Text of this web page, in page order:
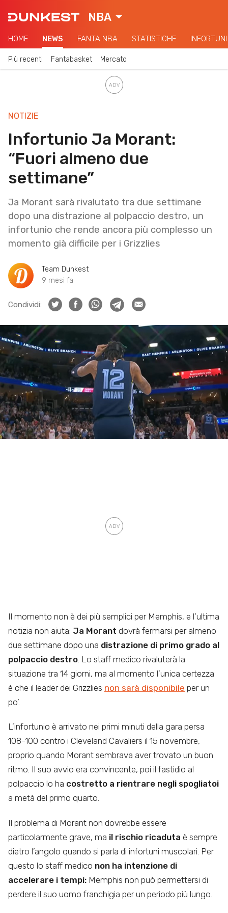
NBA
HOME NEWS FANTA NBA STATISTICHE INFORTUNI
Più recenti Fantabasket Mercato
NOTIZIE
Infortunio Ja Morant:
“Fuori almeno due
settimane”
Ja Morant sarà rivalutato tra due settimane
dopo una distrazione al polpaccio destro, un
infortunio che rende ancora più complesso un
momento già difficile per i Grizzlies
Team Dunkest
9 mesi fa
Condividi:
Il momento non è dei più semplici per Memphis, e l’ultima
notizia non aiuta: Ja Morant dovrà fermarsi per almeno
due settimane dopo una distrazione di primo grado al
polpaccio destro . Lo staff medico rivaluterà la
situazione tra 14 giorni, ma al momento l’unica certezza
è che il leader dei Grizzlies non sarà disponibile per un
po’.
L’infortunio è arrivato nei primi minuti della gara persa
108-100 contro i Cleveland Cavaliers il 15 novembre,
proprio quando Morant sembrava aver trovato un buon
ritmo. Il suo avvio era convincente, poi il fastidio al
polpaccio lo ha costretto a rientrare negli spogliatoi
a metà del primo quarto.
Il problema di Morant non dovrebbe essere
particolarmente grave, ma il rischio ricaduta è sempre
dietro l’angolo quando si parla di infortuni muscolari. Per
questo lo staff medico non ha intenzione di
accelerare i tempi: Memphis non può permettersi di
perdere il suo uomo franchigia per un periodo più lungo.